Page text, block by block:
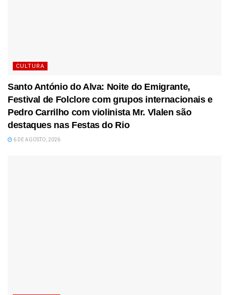
CULTURA
Santo António do Alva: Noite do Emigrante,
Festival de Folclore com grupos internacionais e
Pedro Carrilho com violinista Mr. Vlalen são
destaques nas Festas do Rio
6 DE AGOSTO, 2026